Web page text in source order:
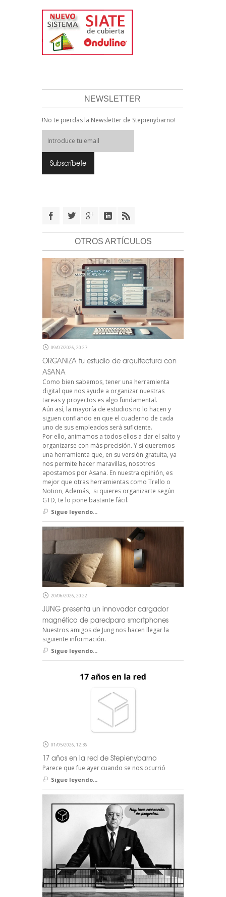
NEWSLETTER
!No te pierdas la Newsletter de Stepienybarno!
OTROS ARTÍCULOS
09/07/2026, 20:27
ORGANIZA tu estudio de arquitectura con
ASANA
Como bien sabemos, tener una herramienta
digital que nos ayude a organizar nuestras
tareas y proyectos es algo fundamental.
Aún así, la mayoría de estudios no lo hacen y
siguen confiando en que el cuaderno de cada
uno de sus empleados será suficiente.
Por ello, animamos a todos ellos a dar el salto y
organizarse con más precisión. Y si queremos
una herramienta que, en su versión gratuita, ya
nos permite hacer maravillas, nosotros
apostamos por Asana. En nuestra opinión, es
mejor que otras herramientas como Trello o
Notion, Además, si quieres organizarte según
GTD, te lo pone bastante fácil.
Sigue leyendo...
20/06/2026, 20:22
JUNG presenta un innovador cargador
magnético de paredpara smartphones
Nuestros amigos de Jung nos hacen llegar la
siguiente información.
Sigue leyendo...
01/05/2026, 12:36
17 años en la red de Stepienybarno
Parece que fue ayer cuando se nos ocurrió
Sigue leyendo...